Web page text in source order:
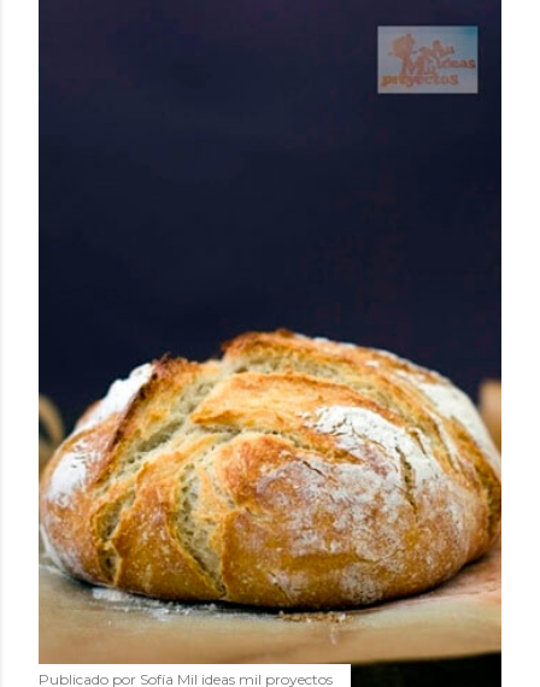
Publicado por Sofía Mil ideas mil proyectos